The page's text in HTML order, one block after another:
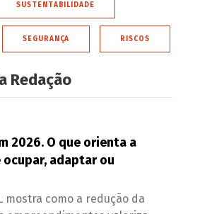
SUSTENTABILIDADE
SEGURANÇA RISCOS
Redação
2026. O que orienta a
adaptar ou
mostra como a redução da